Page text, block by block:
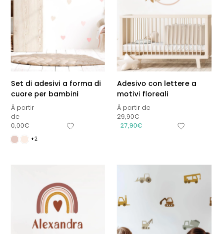
Set di adesivi a forma di
cuore per bambini
À partir
de
0,00€
+2
Adesivo con lettere a
motivi floreali
À partir de
29,90€
27,90€